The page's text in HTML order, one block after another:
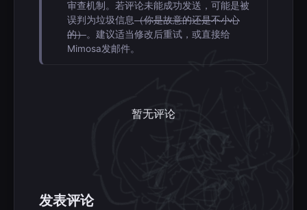
审查机制。若评论未能成功发送，可能是被
误判为垃圾信息（你是故意的还是不小心
的）。建议适当修改后重试，或直接给
Mimosa发邮件。
暂无评论
发表评论